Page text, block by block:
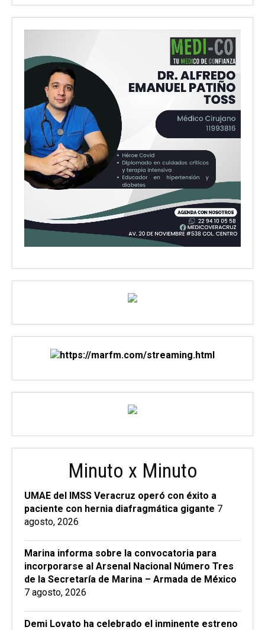
Minuto x Minuto
UMAE del IMSS Veracruz operó con éxito a
paciente con hernia diafragmática gigante 7
agosto, 2026
Marina informa sobre la convocatoria para
incorporarse al Arsenal Nacional Número Tres
de la Secretaría de Marina – Armada de México
7 agosto, 2026
Demi Lovato ha celebrado el inminente estreno